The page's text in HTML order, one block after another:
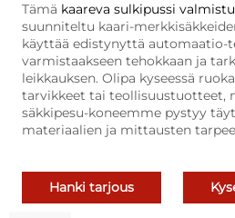
Tämä kaareva sulkipussi
suunniteltu kaari-
käyttää edistynyttä automaatio-
varmistaakseen tehokkaan ja
leikkauksen. Olipa kyseessä
tarvikkeet tai teollisuustuotteet,
säkkipesu-koneemme pystyy
materiaalien ja mittausten
Hanki tarjous